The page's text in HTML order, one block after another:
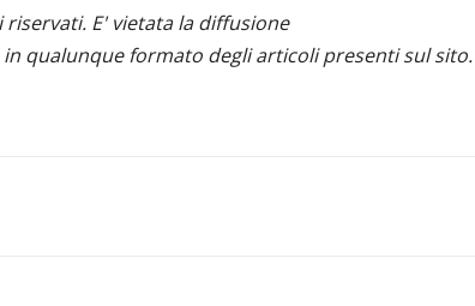
E' vietata la diffusione
qualunque formato degli articoli presenti sul sito.